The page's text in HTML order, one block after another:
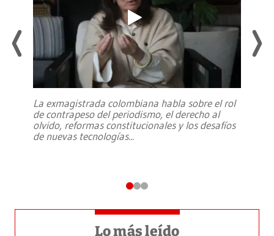
La exmagistrada colombiana habla sobre el rol
de contrapeso del periodismo, el derecho al
olvido, reformas constitucionales y los desafíos
de nuevas tecnologías...
Lo más leído